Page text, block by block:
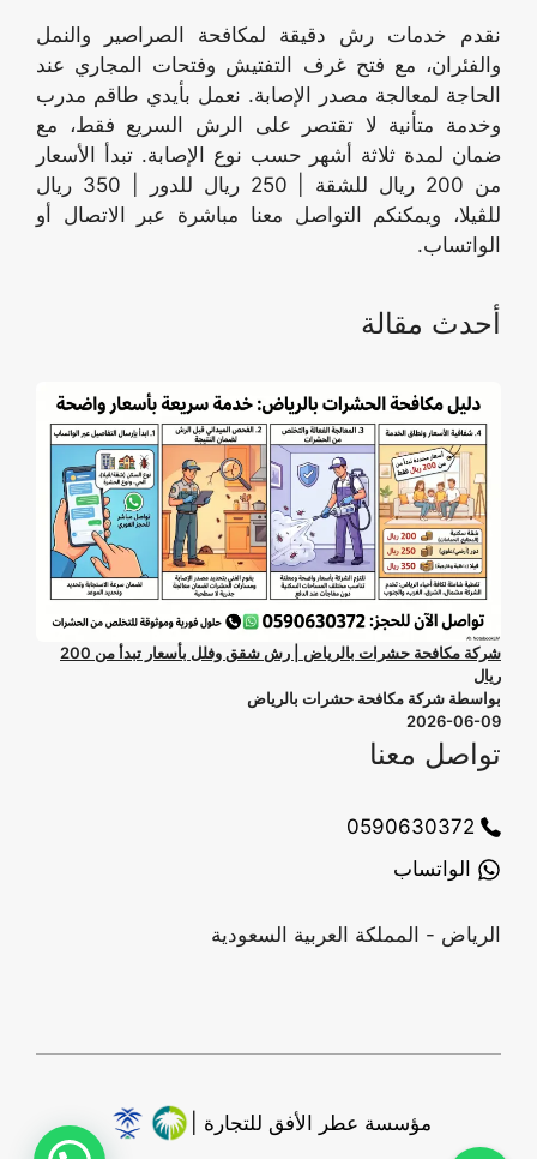
نقدم خدمات رش دقيقة لمكافحة الصراصير والنمل
والفئران، مع فتح غرف التفتيش وفتحات المجاري عند
الحاجة لمعالجة مصدر الإصابة. نعمل بأيدي طاقم مدرب
وخدمة متأنية لا تقتصر على الرش السريع فقط، مع
ضمان لمدة ثلاثة أشهر حسب نوع الإصابة. تبدأ الأسعار
من 200 ريال للشقة | 250 ريال للدور | 350 ريال
للڤيلا، ويمكنكم التواصل معنا مباشرة عبر الاتصال أو
الواتساب.
أحدث مقالة
شركة مكافحة حشرات بالرياض | رش شقق وفلل بأسعار تبدأ من 200
ريال
بواسطة شركة مكافحة حشرات بالرياض
2026-06-09
تواصل معنا
0590630372
الواتساب
الرياض - المملكة العربية السعودية
مؤسسة عطر الأفق للتجارة |